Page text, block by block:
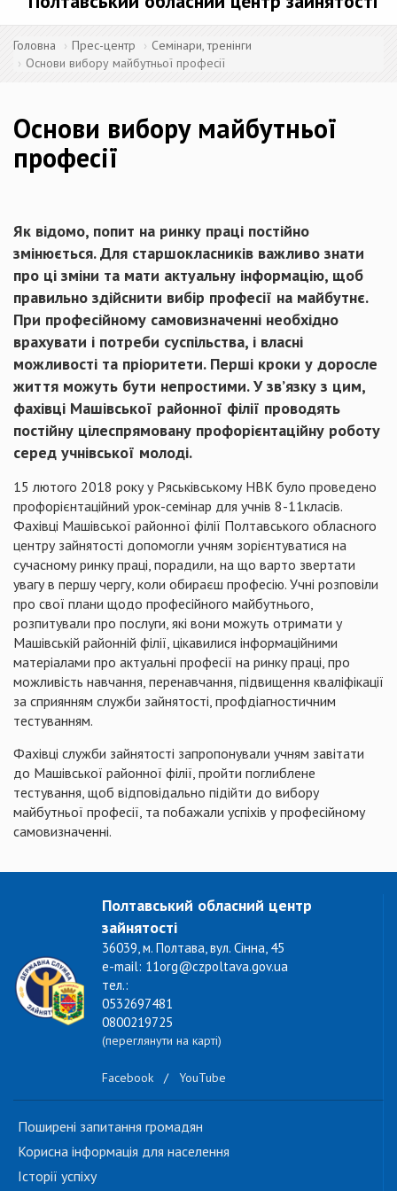
Головна Прес-центр
Семінари, тренінги
Основи вибору майбутньої професії
Основи вибору майбутньої
професії
Як відомо, попит на ринку праці постійно
змінюється. Для старшокласників важливо знати
про ці зміни та мати актуальну інформацію, щоб
правильно здійснити вибір професії на майбутнє.
При професійному самовизначенні необхідно
врахувати і потреби суспільства, і власні
можливості та пріоритети. Перші кроки у доросле
життя можуть бути непростими. У зв’язку з цим,
фахівці Машівської районної філії проводять
постійну цілеспрямовану профорієнтаційну роботу
серед учнівської молоді.
15 лютого 2018 року у Ряськівському НВК було проведено
профорієнтаційний урок-семінар для учнів 8-11класів.
Фахівці Машівської районної філії Полтавського обласного
центру зайнятості допомогли учням зорієнтуватися на
сучасному ринку праці, порадили, на що варто звертати
увагу в першу чергу, коли обираєш професію. Учні розповіли
про свої плани щодо професійного майбутнього,
розпитували про послуги, які вони можуть отримати у
Машівській районній філії, цікавилися інформаційними
матеріалами про актуальні професії на ринку праці, про
можливість навчання, перенавчання, підвищення кваліфікації
за сприянням служби зайнятості, профдіагностичним
тестуванням.
Фахівці служби зайнятості запропонували учням завітати
до Машівської районної філії, пройти поглиблене
тестування, щоб відповідально підійти до вибору
майбутньої професії, та побажали успіхів у професійному
самовизначенні.
Полтавський обласний центр
зайнятості
36039, м. Полтава, вул. Сінна, 45
e-mail: 11org@czpoltava.gov.ua
тел.:
0532697481
0800219725
(переглянути на карті)
Facebook / YouTube
Поширені запитання громадян
Корисна інформація для населення
Історії успіху